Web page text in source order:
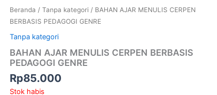
Beranda / Tanpa kategori / BAHAN AJAR MENULIS CERPEN
BERBASIS PEDAGOGI GENRE
Tanpa kategori
BAHAN AJAR MENULIS CERPEN BERBASIS
PEDAGOGI GENRE
Rp85.000
Stok habis